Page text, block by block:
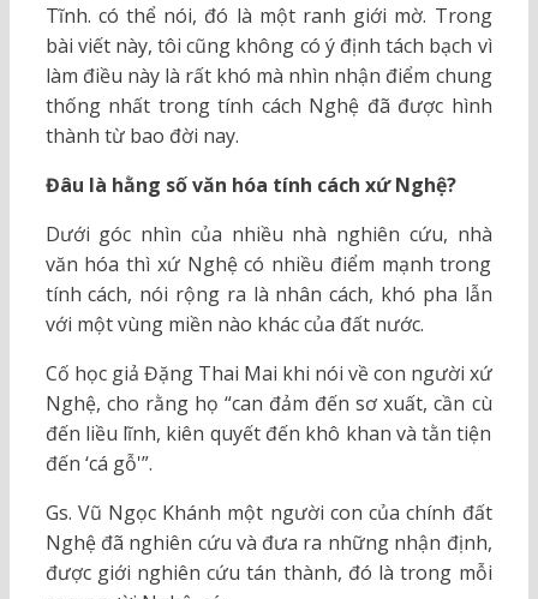
Tĩnh. có thể nói, đó là một ranh giới mờ. Trong
bài viết này, tôi cũng không có ý định tách bạch vì
làm điều này là rất khó mà nhìn nhận điểm chung
thống nhất trong tính cách Nghệ đã được hình
thành từ bao đời nay.
Đâu là hằng số văn hóa tính cách xứ Nghệ?
Dưới góc nhìn của nhiều nhà nghiên cứu, nhà
văn hóa thì xứ Nghệ có nhiều điểm mạnh trong
tính cách, nói rộng ra là nhân cách, khó pha lẫn
với một vùng miền nào khác của đất nước.
Cố học giả Đặng Thai Mai khi nói về con người xứ
Nghệ, cho rằng họ “can đảm đến sơ xuất, cần cù
đến liều lĩnh, kiên quyết đến khô khan và tằn tiện
đến ‘cá gỗ'”.
Gs. Vũ Ngọc Khánh một người con của chính đất
Nghệ đã nghiên cứu và đưa ra những nhận định,
được giới nghiên cứu tán thành, đó là trong mỗi